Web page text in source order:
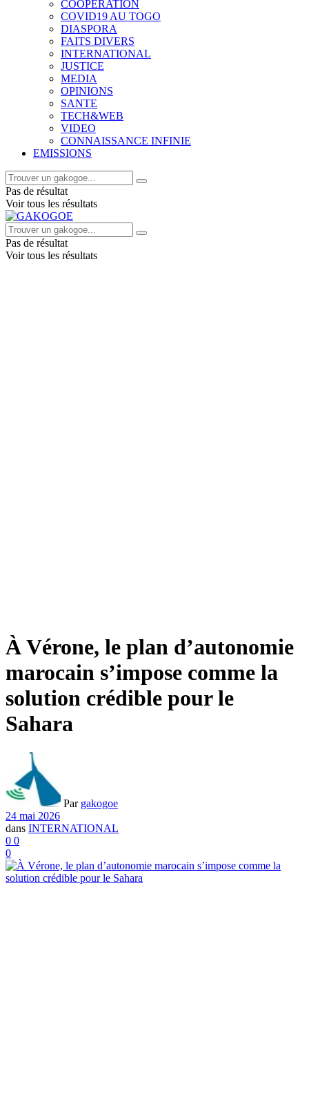
COOPERATION
COVID19 AU TOGO
DIASPORA
FAITS DIVERS
INTERNATIONAL
JUSTICE
MEDIA
OPINIONS
SANTE
TECH&WEB
VIDEO
CONNAISSANCE INFINIE
EMISSIONS
Pas de résultat
Voir tous les résultats
Pas de résultat
Voir tous les résultats
À Vérone, le plan d’autonomie
marocain s’impose comme la
solution crédible pour le
Sahara
Par gakogoe
24 mai 2026
dans INTERNATIONAL
0 0
0